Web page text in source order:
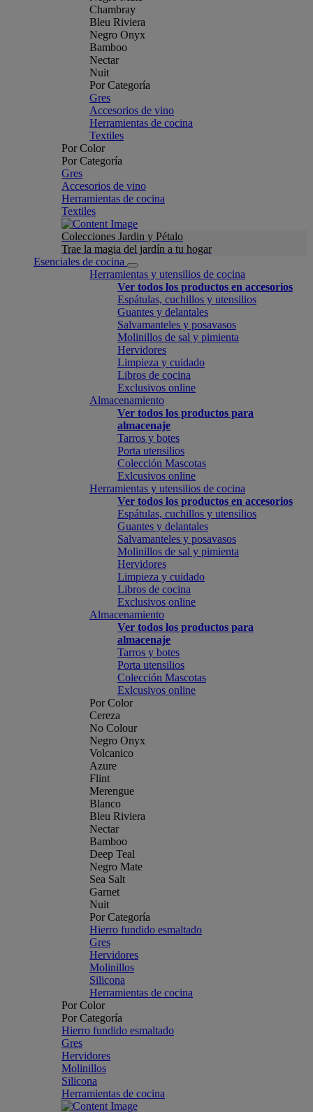
Chambray
Bleu Riviera
Negro Onyx
Bamboo
Nectar
Nuit
Por Categoría
Gres
Accesorios de vino
Herramientas de cocina
Textiles
Por Color
Por Categoría
Gres
Accesorios de vino
Herramientas de cocina
Textiles
Colecciones Jardin y Pétalo
Trae la magia del jardín a tu hogar
Esenciales de cocina
Herramientas y utensilios de cocina
Ver todos los productos en accesorios
Espátulas, cuchillos y utensilios
Guantes y delantales
Salvamanteles y posavasos
Molinillos de sal y pimienta
Hervidores
Limpieza y cuidado
Libros de cocina
Exclusivos online
Almacenamiento
Ver todos los productos para
almacenaje
Tarros y botes
Porta utensilios
Colección Mascotas
Exlcusivos online
Herramientas y utensilios de cocina
Ver todos los productos en accesorios
Espátulas, cuchillos y utensilios
Guantes y delantales
Salvamanteles y posavasos
Molinillos de sal y pimienta
Hervidores
Limpieza y cuidado
Libros de cocina
Exclusivos online
Almacenamiento
Ver todos los productos para
almacenaje
Tarros y botes
Porta utensilios
Colección Mascotas
Exlcusivos online
Por Color
Cereza
No Colour
Negro Onyx
Volcanico
Azure
Flint
Merengue
Blanco
Bleu Riviera
Nectar
Bamboo
Deep Teal
Negro Mate
Sea Salt
Garnet
Nuit
Por Categoría
Hierro fundido esmaltado
Gres
Hervidores
Molinillos
Silicona
Herramientas de cocina
Por Color
Por Categoría
Hierro fundido esmaltado
Gres
Hervidores
Molinillos
Silicona
Herramientas de cocina